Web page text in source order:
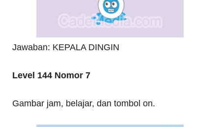
Jawaban: KEPALA DINGIN
Level 144 Nomor 7
Gambar jam, belajar, dan tombol on.